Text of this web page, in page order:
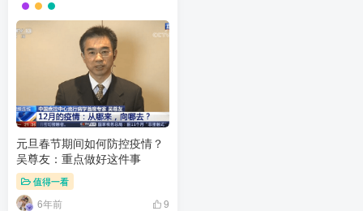
元旦春节期间如何防控疫情？
吴尊友：重点做好这件事
值得一看
6年前 9